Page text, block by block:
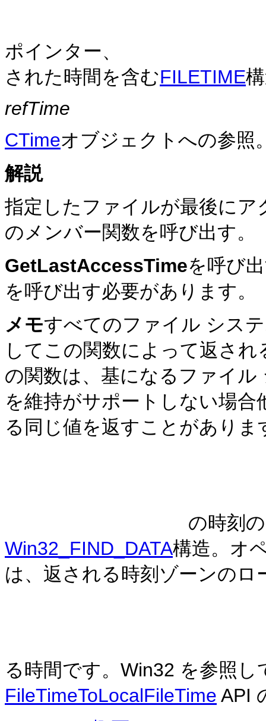
ポインター、
された時間を含むFILETIME
refTime
CTimeオブジェクトへの参照
解説
指定したファイルが最後に
のメンバー関数を呼び出す。
GetLastAccessTimeを呼び
を呼び出す必要があります。
メモすべてのファイル シス
してこの関数によって返さ
の関数は、基になるファイ
を維持がサポートしない場
る同じ値を返すことがあり
の時刻
Win32_FIND_DATA構造。オ
は、返される時刻ゾーンの
る時間です。Win32 を参照し
FileTimeToLocalFileTime API